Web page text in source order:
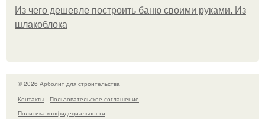
Из чего дешевле построить баню своими руками. Из
шлакоблока
© 2026 Арболит для строительства
Контакты
Пользовательское соглашение
Политика конфидециальности